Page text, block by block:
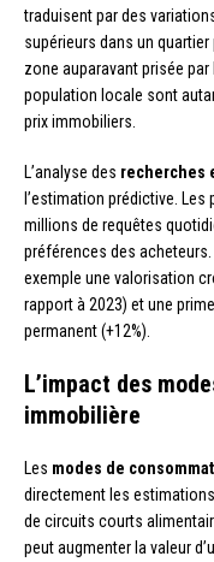
traduisent par des
supérieurs dans un
zone auparavant prisée
population locale sont
prix immobiliers.
L’analyse des recherches
l’estimation prédictive.
millions de requêtes
préférences des
exemple une valorisation
rapport à 2023) et une
permanent (+12%).
L’impact des
immobilière
Les modes de
directement les
de circuits courts
peut augmenter la valeur